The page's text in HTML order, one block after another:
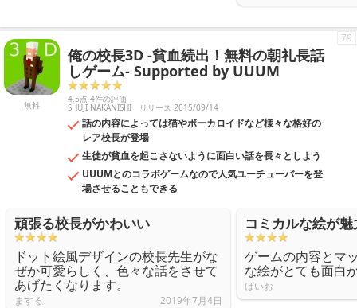
無料
俺の校長3D -貧血続出！無料の朝礼長話
しゲーム- Supported by UUUM
4.5点 4件の評価
SHUJI NAKANISHI リリース 2015/09/14
話の内容によっては猫やボーカロイドなど様々な格好の
レア校長が登場
生徒が貧血を起こさないように面白い話を長々としよう
UUUMとのコラボゲームなので人気ユーチューバーを登
場させることもできる
79
頑張る校長がかわいい
ドット絵風デザインの校長先生がな
ぜか可愛らしく、色々な話をさせて
あげたくなります。
まする 2019年7月4日
コミカルな絵が魅
ゲームの内容とマ
な絵がとても面白
ばいお